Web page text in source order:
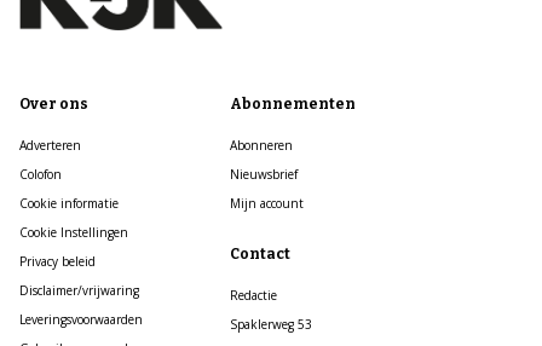
Over ons
Adverteren
Colofon
Cookie informatie
Cookie Instellingen
Privacy beleid
Disclaimer/vrijwaring
Leveringsvoorwaarden
Abonnementen
Abonneren
Nieuwsbrief
Mijn account
Contact
Redactie
Spaklerweg 53